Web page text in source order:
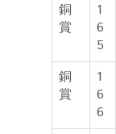
銅
賞
1
6
5
銅
賞
1
6
6